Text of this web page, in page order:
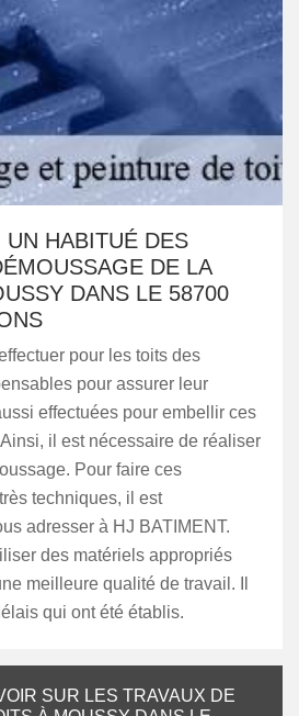
HABITUÉ DES
DE LA
DANS LE 58700
pour les toits des
pour assurer leur
effectuées pour embellir ces
il est nécessaire de réaliser
Pour faire ces
techniques, il est
adresser à HJ BATIMENT.
des matériels appropriés
meilleure qualité de travail. Il
qui ont été établis.
SUR LES TRAVAUX DE